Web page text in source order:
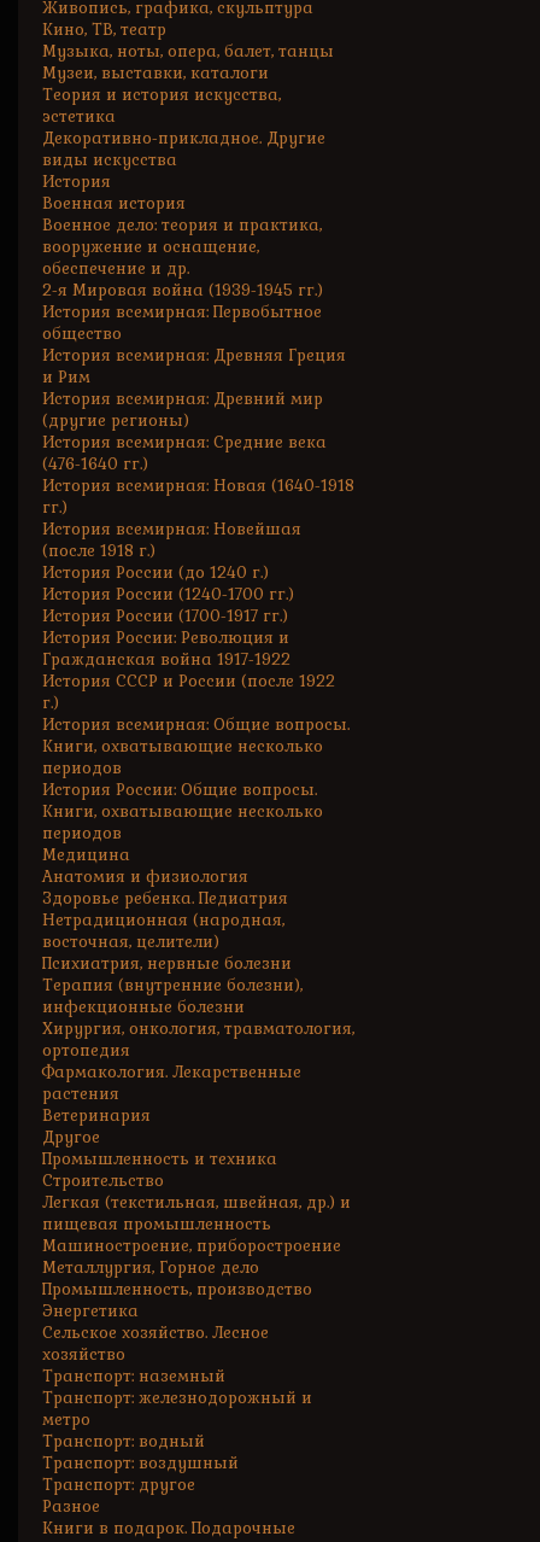
Живопись, графика, скульптура
Кино, ТВ, театр
Музыка, ноты, опера, балет, танцы
Музеи, выставки, каталоги
Теория и история искусства,
эстетика
Декоративно-прикладное. Другие
виды искусства
История
Военная история
Военное дело: теория и практика,
вооружение и оснащение,
обеспечение и др.
2-я Мировая война (1939-1945 гг.)
История всемирная: Первобытное
общество
История всемирная: Древняя Греция
и Рим
История всемирная: Древний мир
(другие регионы)
История всемирная: Средние века
(476-1640 гг.)
История всемирная: Новая (1640-1918
гг.)
История всемирная: Новейшая
(после 1918 г.)
История России (до 1240 г.)
История России (1240-1700 гг.)
История России (1700-1917 гг.)
История России: Революция и
Гражданская война 1917-1922
История СССР и России (после 1922
г.)
История всемирная: Общие вопросы.
Книги, охватывающие несколько
периодов
История России: Общие вопросы.
Книги, охватывающие несколько
периодов
Медицина
Анатомия и физиология
Здоровье ребенка. Педиатрия
Нетрадиционная (народная,
восточная, целители)
Психиатрия, нервные болезни
Терапия (внутренние болезни),
инфекционные болезни
Хирургия, онкология, травматология,
ортопедия
Фармакология. Лекарственные
растения
Ветеринария
Другое
Промышленность и техника
Строительство
Легкая (текстильная, швейная, др.) и
пищевая промышленность
Машиностроение, приборостроение
Металлургия, Горное дело
Промышленность, производство
Энергетика
Сельское хозяйство. Лесное
хозяйство
Транспорт: наземный
Транспорт: железнодорожный и
метро
Транспорт: водный
Транспорт: воздушный
Транспорт: другое
Разное
Книги в подарок. Подарочные